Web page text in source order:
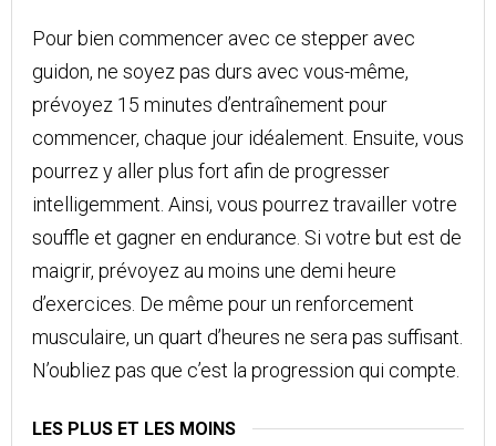
Pour bien commencer avec ce stepper avec
guidon, ne soyez pas durs avec vous-même,
prévoyez 15 minutes d’entraînement pour
commencer, chaque jour idéalement. Ensuite, vous
pourrez y aller plus fort afin de progresser
intelligemment. Ainsi, vous pourrez travailler votre
souffle et gagner en endurance. Si votre but est de
maigrir, prévoyez au moins une demi heure
d’exercices. De même pour un renforcement
musculaire, un quart d’heures ne sera pas suffisant.
N’oubliez pas que c’est la progression qui compte.
LES PLUS ET LES MOINS